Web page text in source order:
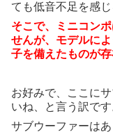
ても低音不足を感
そこで、ミニコン
せんが、モデルに
子を備えたものが存
お好みで、ここに
いね、と言う訳です
サブウーファーは